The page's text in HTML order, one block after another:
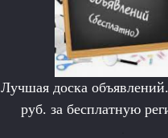
Лучшая доска
руб. за бесплатную